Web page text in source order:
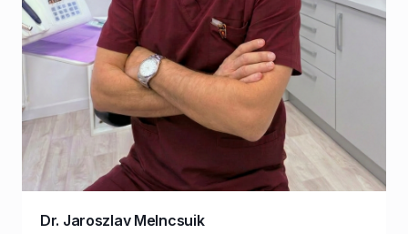
Dr. Jaroszlav Melncsuik